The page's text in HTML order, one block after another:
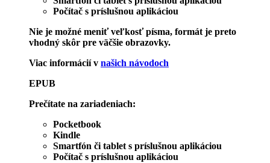
Počítač s príslušnou aplikáciou
Nie je možné meniť veľkosť písma, formát je preto
vhodný skôr pre väčšie obrazovky.
Viac informácií v našich návodoch
EPUB
Prečítate na zariadeniach:
Pocketbook
Kindle
Smartfón či tablet s príslušnou aplikáciou
Počítač s príslušnou aplikáciou